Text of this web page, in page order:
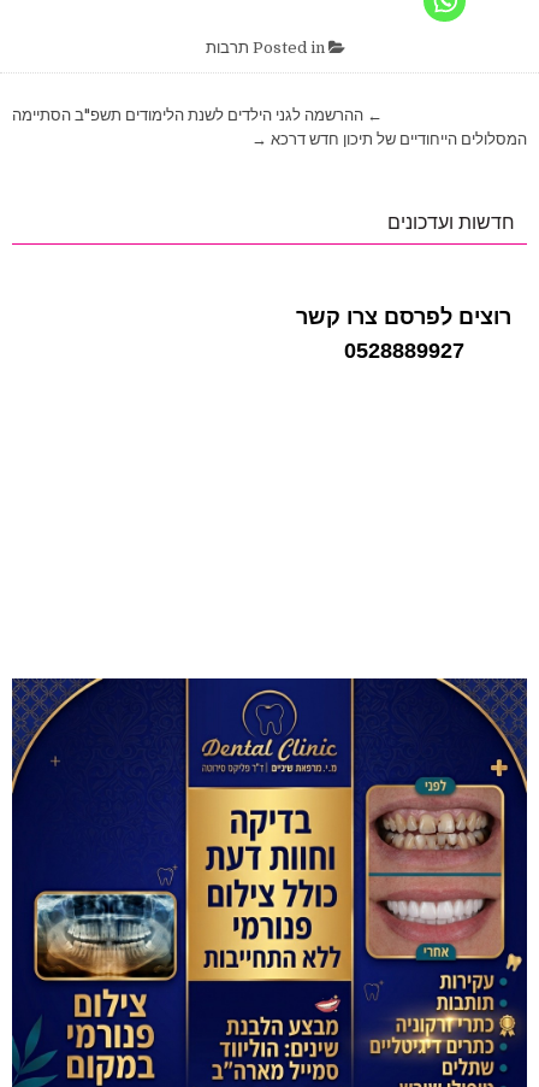
תרבות
← ההרשמה לגני הילדים לשנת הלימודים תשפ"ב הסתיימה
המסלולים הייחודיים של תיכון חדש דרכא →
חדשות ועדכונים
רוצים לפרסם צרו קשר
0528889927